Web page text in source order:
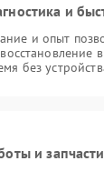
и
и опыт
без
и запчасти